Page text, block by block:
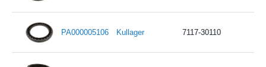
PA000005106 Kullager 7117-30110